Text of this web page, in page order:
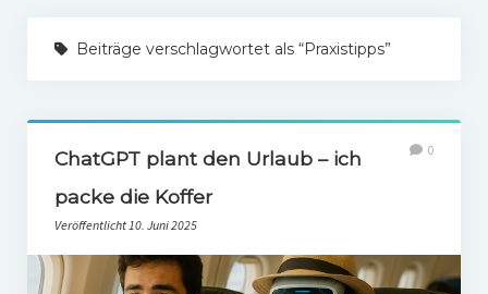
Social Media
PR-Theorie
PR-Ethik
PR-Literatur
Impressum
Beiträge verschlagwortet als “Praxistipps”
ChatGPT plant den Urlaub – ich
packe die Koffer
Veröffentlicht 10. Juni 2025
0